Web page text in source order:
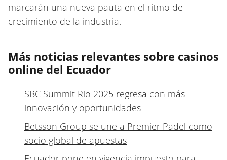
marcarán una nueva pauta en el ritmo de
crecimiento de la industria.
Más noticias relevantes sobre casinos
online del Ecuador
SBC Summit Rio 2025 regresa con más
innovación y oportunidades
Betsson Group se une a Premier Padel como
socio global de apuestas